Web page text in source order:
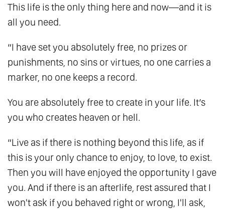
Còn Tình Cảm Cá Nhân
144.Nơi Giao Hòa Giữa Khoa Học Và Tâm Linh
- Cánh Cửa Thiên Đường
145.Người Giàu Có Nhất Thế Gian
146. Thấy Đạo Trong Nghịch Lý - Khi Ánh
147.Tự Do Ý Chí - Món Quà Thiêng Liêng Của
Tạo Hóa
148.Là Chính Mình
149.Dựa Vào Chính Mình - Bài Học Lớn Nhất
Của Sự Trưởng Thành
150.Chưa Tu Chấp Kiểu Đời, Tu Rồi Chấp Kiểu
Đạo
This life is the only thing here and now—and it is
all you need.
“I have set you absolutely free, no prizes or
punishments, no sins or virtues, no one carries a
marker, no one keeps a record.
You are absolutely free to create in your life. It’s
you who creates heaven or hell.
“Live as if there is nothing beyond this life, as if
this is your only chance to enjoy, to love, to exist.
Then you will have enjoyed the opportunity I gave
you. And if there is an afterlife, rest assured that I
won't ask if you behaved right or wrong, I'll ask,